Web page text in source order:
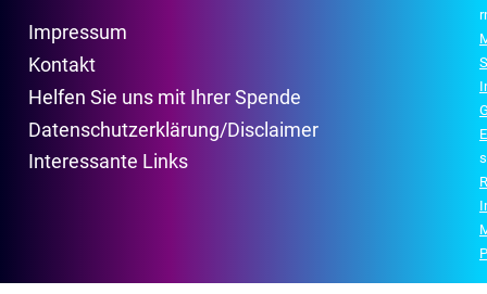
Impressum
Kontakt
Helfen Sie uns mit Ihrer Spende
Datenschutzerklärung/Disclaimer
Interessante Links